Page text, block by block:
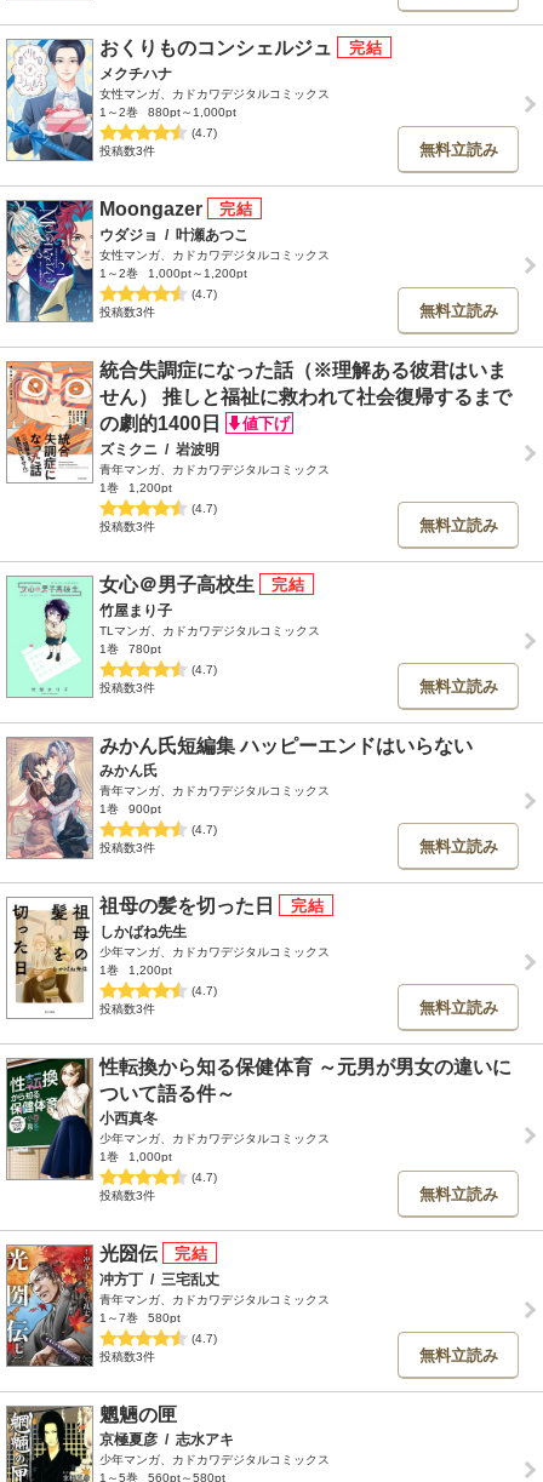
おくりものコンシェルジュ
メクチハナ
女性マンガ、カドカワデジタルコミックス
1～2巻
880pt～1,000pt
(4.7)
投稿数3件
無料立読み
Moongazer
ウダジョ / 叶瀬あつこ
女性マンガ、カドカワデジタルコミックス
1～2巻
1,000pt～1,200pt
(4.7)
投稿数3件
無料立読み
統合失調症になった話（※理解ある彼君はいま
せん） 推しと福祉に救われて社会復帰するまで
の劇的1400日
ズミクニ / 岩波明
青年マンガ、カドカワデジタルコミックス
1巻
1,200pt
(4.7)
投稿数3件
無料立読み
女心＠男子高校生
竹屋まり子
TLマンガ、カドカワデジタルコミックス
1巻
780pt
(4.7)
投稿数3件
無料立読み
みかん氏短編集 ハッピーエンドはいらない
みかん氏
青年マンガ、カドカワデジタルコミックス
1巻
900pt
(4.7)
投稿数3件
無料立読み
祖母の髪を切った日
しかばね先生
少年マンガ、カドカワデジタルコミックス
1巻
1,200pt
(4.7)
投稿数3件
無料立読み
性転換から知る保健体育 ～元男が男女の違いに
ついて語る件～
小西真冬
少年マンガ、カドカワデジタルコミックス
1巻
1,000pt
(4.7)
投稿数3件
無料立読み
光圀伝
冲方丁 / 三宅乱丈
青年マンガ、カドカワデジタルコミックス
1～7巻
580pt
(4.7)
投稿数3件
無料立読み
魍魎の匣
京極夏彦 / 志水アキ
少年マンガ、カドカワデジタルコミックス
1～5巻
560pt～580pt